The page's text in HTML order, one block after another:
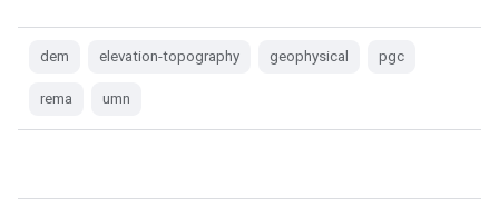
dem elevation-topography geophysical pgc
rema umn